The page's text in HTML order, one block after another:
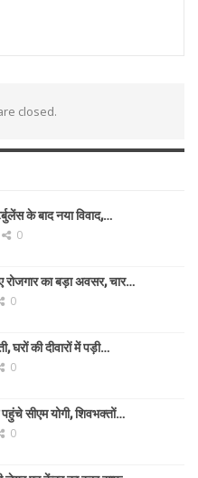
closed.
के बाद नया विवाद,…
0
का बड़ा अवसर, चार…
0
घरों की दीवारों में पड़ी…
0
सीएम योगी, शिवभक्तों…
0